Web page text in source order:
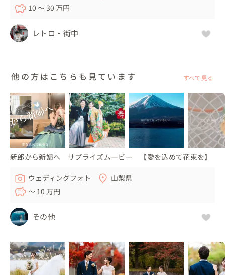
10 〜 30 万円
レトロ・街中
他の方はこちらも見ています すべて見る
新郎から新婦へ サプライズムービー 【愛を込めて花束を】
ウェディングフォト
山梨県
〜 10 万円
その他